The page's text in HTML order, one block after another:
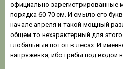
официально зарегистрированные
порядка 60-70 см. И смыло его
начале апреля и такой мощный
общем то нехарактерный для
глобальный потоп в лесах. И
напряженка, ибо грибы под водой